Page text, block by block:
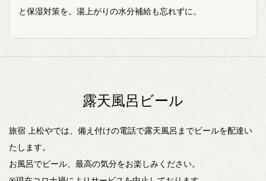
と保湿対策を。湯上がりの水分補給も忘れずに。
露天風呂ビール
旅宿 上松やでは、備え付けの電話で露天風呂までビールを配達い
たします。
お風呂でビール、最高の気分をお楽しみください。